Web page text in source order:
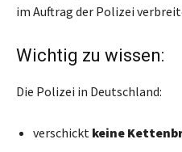
im Auftrag der Polizei
Wichtig zu wissen:
Die Polizei in Deutschland:
verschickt keine